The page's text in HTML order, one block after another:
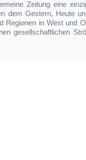
Zeitung eine
dem Gestern, Heute
Regionen in West und
gesellschaftlichen